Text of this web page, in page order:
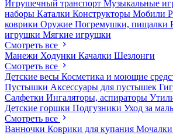
Игрушечный транспорт Музыкальные
наборы Каталки Конструкторы Мобили
коврики Оружие Погремушки, пищалки
игрушки Мягкие игрушки
Смотреть все
Манежи Ходунки Качалки Шезлонги
Смотреть все
Детские весы Косметика и моющие
Пустышки Аксессуары для пустышек
Салфетки Ингаляторы, аспираторы
Детские горшки Подгузники Уход за
Смотреть все
Ванночки Коврики для купания Мочалки